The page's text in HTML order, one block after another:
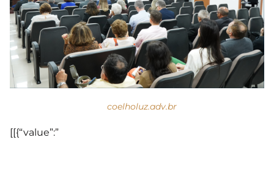
coelholuz.adv.br
[[{“value”:”